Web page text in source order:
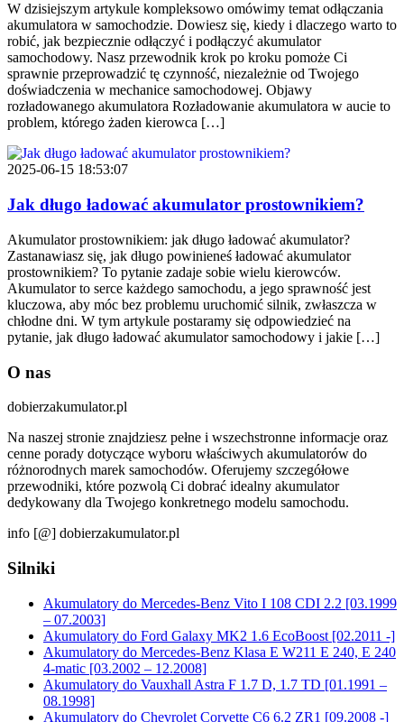
W dzisiejszym artykule kompleksowo omówimy temat odłączania
akumulatora w samochodzie. Dowiesz się, kiedy i dlaczego warto to
robić, jak bezpiecznie odłączyć i podłączyć akumulator
samochodowy. Nasz przewodnik krok po kroku pomoże Ci
sprawnie przeprowadzić tę czynność, niezależnie od Twojego
doświadczenia w mechanice samochodowej. Objawy
rozładowanego akumulatora Rozładowanie akumulatora w aucie to
problem, którego żaden kierowca […]
2025-06-15 18:53:07
Jak długo ładować akumulator prostownikiem?
Akumulator prostownikiem: jak długo ładować akumulator?
Zastanawiasz się, jak długo powinieneś ładować akumulator
prostownikiem? To pytanie zadaje sobie wielu kierowców.
Akumulator to serce każdego samochodu, a jego sprawność jest
kluczowa, aby móc bez problemu uruchomić silnik, zwłaszcza w
chłodne dni. W tym artykule postaramy się odpowiedzieć na
pytanie, jak długo ładować akumulator samochodowy i jakie […]
O nas
dobierzakumulator.pl
Na naszej stronie znajdziesz pełne i wszechstronne informacje oraz
cenne porady dotyczące wyboru właściwych akumulatorów do
różnorodnych marek samochodów. Oferujemy szczegółowe
przewodniki, które pozwolą Ci dobrać idealny akumulator
dedykowany dla Twojego konkretnego modelu samochodu.
info [@] dobierzakumulator.pl
Silniki
Akumulatory do Mercedes-Benz Vito I 108 CDI 2.2 [03.1999
– 07.2003]
Akumulatory do Ford Galaxy MK2 1.6 EcoBoost [02.2011 -]
Akumulatory do Mercedes-Benz Klasa E W211 E 240, E 240
4-matic [03.2002 – 12.2008]
Akumulatory do Vauxhall Astra F 1.7 D, 1.7 TD [01.1991 –
08.1998]
Akumulatory do Chevrolet Corvette C6 6.2 ZR1 [09.2008 -]